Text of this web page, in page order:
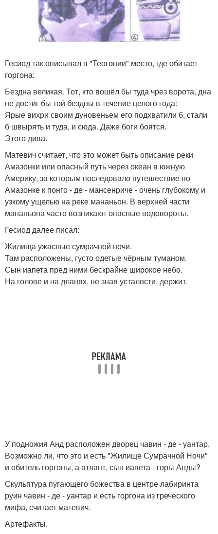
Гесиод так описывал в "Теогонии" место, где обитает
горгона:
Бездна великая. Тот, кто вошёл бы туда чрез ворота, дна
не достиг бы той бездны в течение целого года:
Ярые вихри своим дуновеньем его подхватили б, стали
б швырять и туда, и сюда. Даже боги боятся.
Этого дива.
Матевич считает, что это может быть описание реки
Амазонки или опасный путь через океан в южную
Америку, за которым последовало путешествие по
Амазонке к понго - де - мансенриче - очень глубокому и
узкому ущелью на реке мананьон. В верхней части
мананьона часто возникают опасные водовороты.
Гесиод далее писал:
Жилища ужасные сумрачной ночи.
Там расположены, густо одетые чёрным туманом.
Сын иапета пред ними бескрайне широкое небо.
На голове и на дланях, не зная усталости, держит.
У подножия Анд расположен дворец чавин - де - уантар.
Возможно ли, что это и есть "Жилище Сумрачной Ночи"
и обитель горгоны, а атлант, сын иапета - горы Анды?
Скульптура пугающего божества в центре лабиринта
руин чавин - де - уантар и есть горгона из греческого
мифа, считает матевич.
Артефакты.